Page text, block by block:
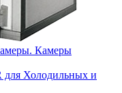
Камеры
Холодильных и